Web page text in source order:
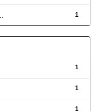
1
1
1
1